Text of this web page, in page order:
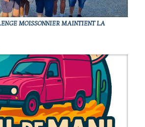
MOISSONNIER MAINTIENT LA